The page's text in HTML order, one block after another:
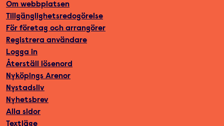
Om webbplatsen
Tillgänglighetsredogörelse
För företag och arrangörer
Registrera användare
Logga in
Återställ lösenord
Nyköpings Arenor
Nystadsliv
Nyhetsbrev
Alla sidor
Textläge